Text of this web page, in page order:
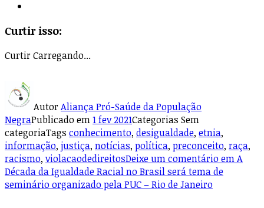
Curtir isso:
CurtirCarregando...
AutorAliança Pró-Saúde da População
NegraPublicado em1 fev 2021Categorias Sem
categoriaTags conhecimento, desigualdade, etnia,
informação, justiça, notícias, política, preconceito, raça,
racismo, violacaodedireitosDeixe um comentárioem A
Década da Igualdade Racial no Brasil será tema de
seminário organizado pela PUC – Rio de Janeiro